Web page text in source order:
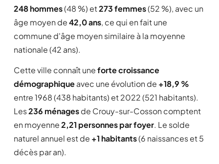
248 hommes(48 %) et273 femmes(52 %), avec un
âge moyen de42,0 ans, ce qui en fait une
commune d'âge moyen similaire à la moyenne
nationale (42 ans).
Cette ville connaît uneforte croissance
démographiqueavec une évolution de +18,9 %
entre 1968 (438 habitants) et 2022 (521 habitants).
Les236 ménagesde Crouy-sur-Cosson comptent
en moyenne2,21 personnes par foyer. Le solde
naturel annuel est de +1 habitants(6 naissances et 5
décès par an).